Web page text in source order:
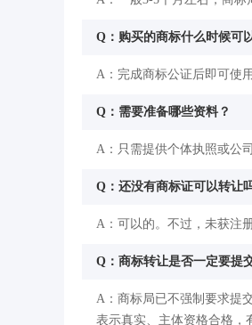
Q：购买的商标什么时候可
A：完成商标公证后即可使
Q：需要准备哪些资料？
A：只需提供个体执照或公
Q：还没有商标证可以转让
A：可以的。不过，未获注
Q：商标转让是否一定要提
A：商标局已不强制要求提
表示真实、主体资格合格，